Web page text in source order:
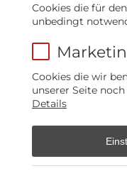
Cookies die für
unbedingt
Cookies die wir
unserer Seite
Details